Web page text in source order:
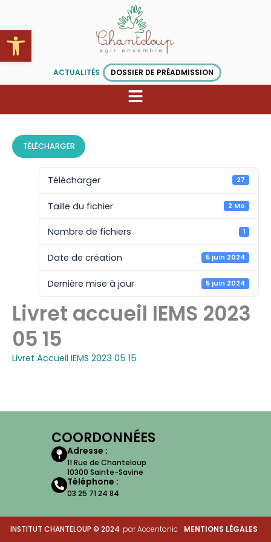
Ouvrir la barre d’outils
contenu
ACTUALITÉS DOSSIER DE PRÉADMISSION
TÉLÉCHARGER
Télécharger 27
Taille du fichier 2 Mo
Nombre de fichiers 1
Date de création 5 juin 2024
Dernière mise à jour 5 juin 2024
Livret accueil IEMS 2023
05 15
Livret Accueil IEMS 2023 05 15
COORDONNÉES
Adresse :
11 Rue de Chanteloup
10300 Sainte-Savine
Téléphone :
03 25 71 24 84
INSTITUT CHANTELOUP © 2024 par Accentonic MENTIONS LÉGALES